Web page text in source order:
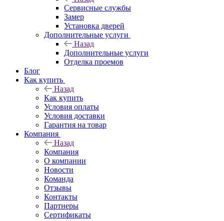
Сервисные службы
Замер
Установка дверей
Дополнительные услуги
Назад
Дополнительные услуги
Отделка проемов
Блог
Как купить
Назад
Как купить
Условия оплаты
Условия доставки
Гарантия на товар
Компания
Назад
Компания
О компании
Новости
Команда
Отзывы
Контакты
Партнеры
Сертификаты